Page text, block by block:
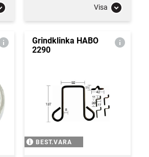
Visa
Grindklinka HABO
2290
BEST.VARA